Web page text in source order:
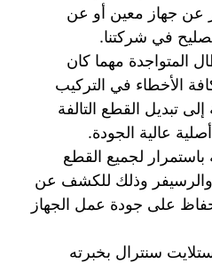
عن جهاز معين أو عن
في شركتنا.
المتواجدة مهما كان
الأخطاء في التركيب
تبديل القطع التالفة
عالية الجودة.
باستمرار لجميع القطع
والرسيفر وذلك للكشف عن
على جودة عمل الجهاز
سنترال بخبرته